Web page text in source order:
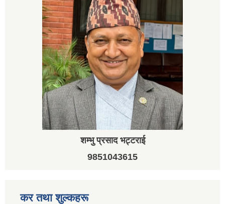
शम्भु प्रसाद भट्टराई
9851043615
कर तथा शुल्कहरू